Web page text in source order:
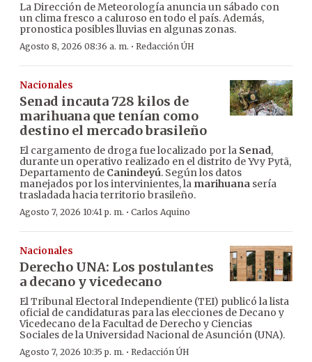
La Dirección de Meteorología anuncia un sábado con
un clima fresco a caluroso en todo el país. Además,
pronostica posibles lluvias en algunas zonas.
Agosto 8, 2026 08:36 a. m. · Redacción ÚH
Nacionales
Senad incauta 728 kilos de
marihuana que tenían como
destino el mercado brasileño
El cargamento de droga fue localizado por la Senad,
durante un operativo realizado en el distrito de Yvy Pytã,
Departamento de Canindeyú. Según los datos
manejados por los intervinientes, la marihuana sería
trasladada hacia territorio brasileño.
Agosto 7, 2026 10:41 p. m. · Carlos Aquino
Nacionales
Derecho UNA: Los postulantes
a decano y vicedecano
El Tribunal Electoral Independiente (TEI) publicó la lista
oficial de candidaturas para las elecciones de Decano y
Vicedecano de la Facultad de Derecho y Ciencias
Sociales de la Universidad Nacional de Asunción (UNA).
Agosto 7, 2026 10:35 p. m. · Redacción ÚH